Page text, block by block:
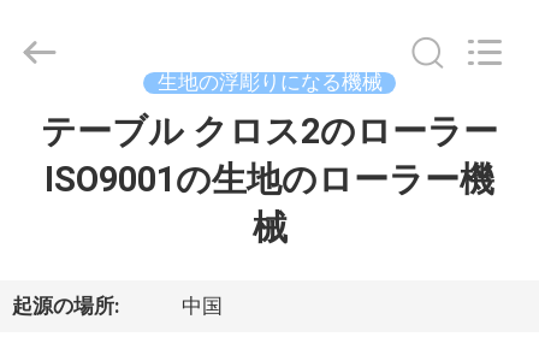
ダ
2021
Machinery
生地の浮彫りになる機械
テーブル クロス2のローラー
ISO9001の生地のローラー機
械
起源の場所: 中国